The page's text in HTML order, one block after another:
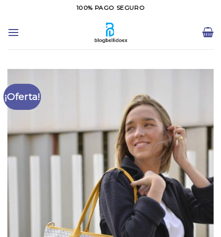
contenido
100% PAGO SEGURO
¡Oferta!